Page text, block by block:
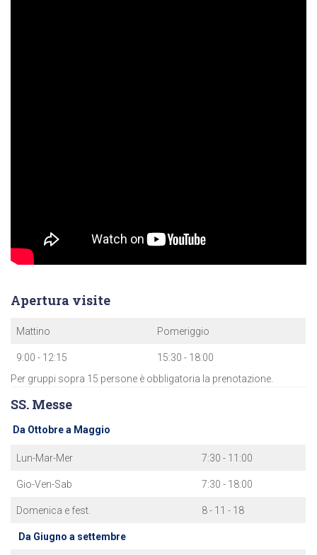
Apertura visite
Mattino Pomeriggio
9:00 - 12:15
15:30 - 18:00
Per gruppi sopra 15 persone è obbligatoria la prenotazione.
SS. Messe
Da Ottobre a Maggio
Lun-Mar-Mer 7:30 - 11:00
Gio-Ven-Sab 7:30 - 18:00
Domenica e fest. 8 - 11 - 18
Da Giugno a settembre